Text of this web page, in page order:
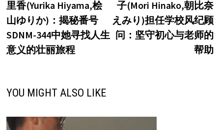
导
航
里香(Yurika Hiyama,桧
山ゆりか)：揭秘番号
SDNM-344中她寻找人生
意义的壮丽旅程
子(Mori Hinako,朝比奈
えみり)担任学校风纪顾
问：坚守初心与老师的
帮助
YOU MIGHT ALSO LIKE